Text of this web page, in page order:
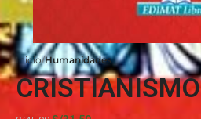
Inicio Humanidades
CRISTIANISMO